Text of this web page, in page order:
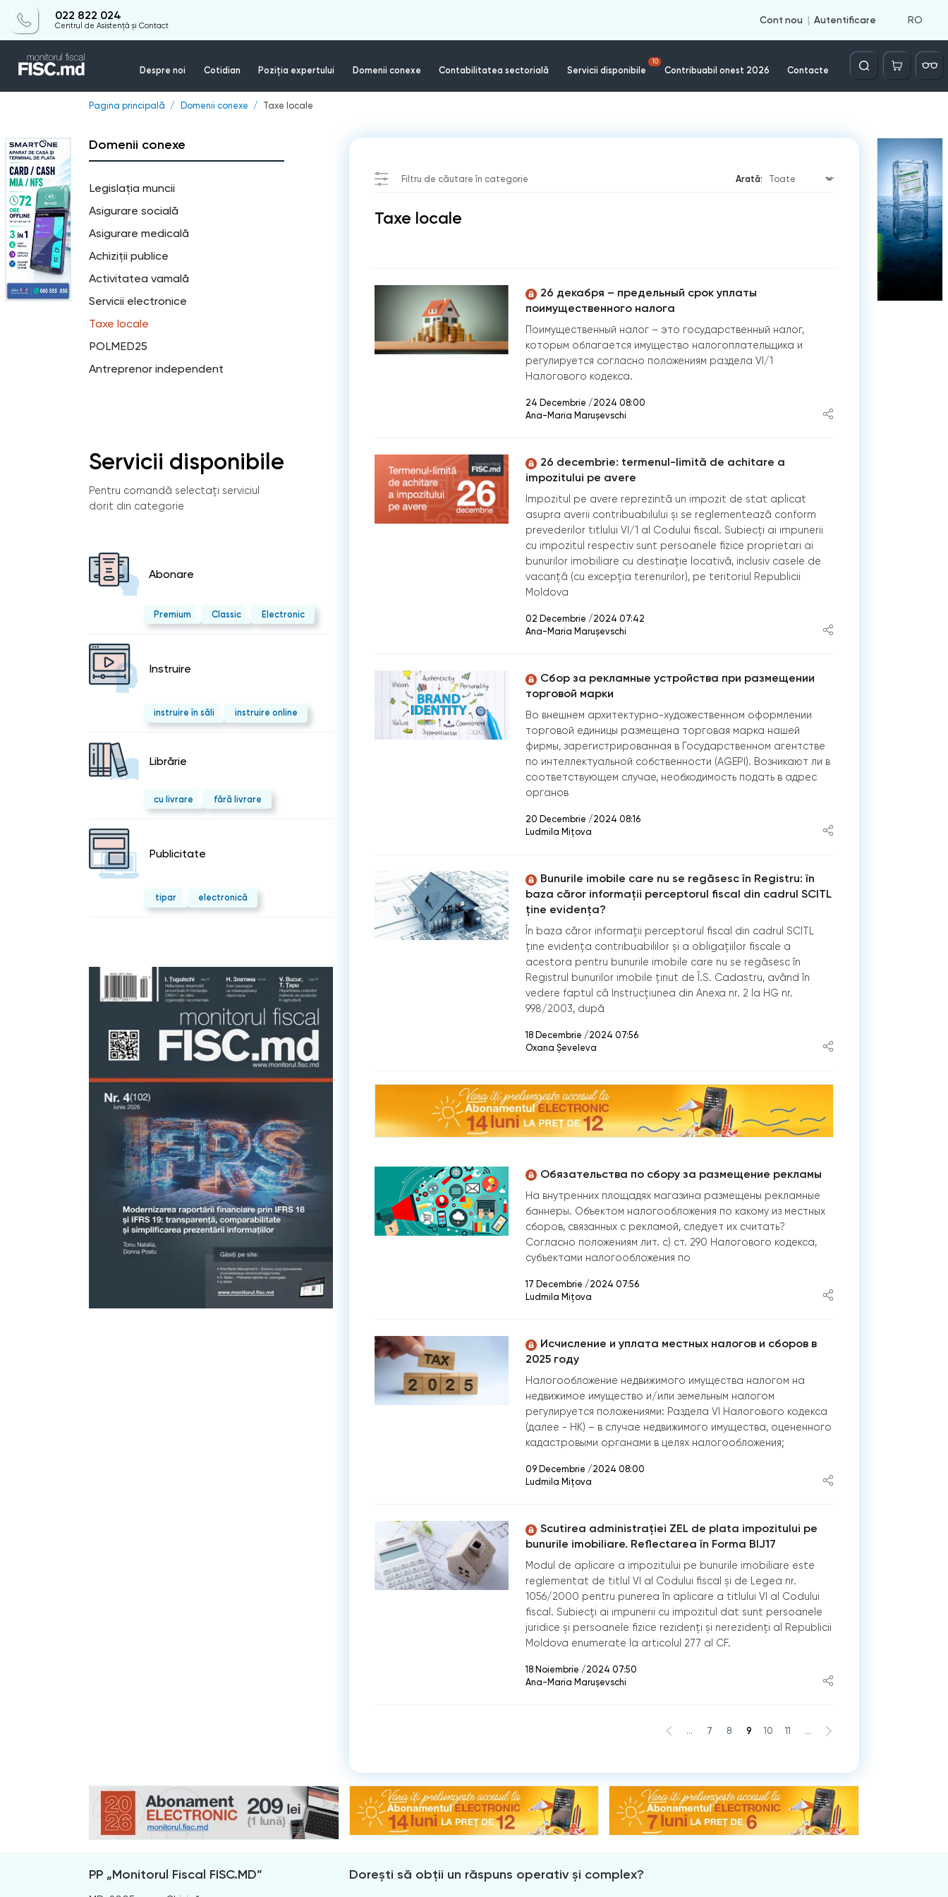
022 822 024
Centrul de Asistență și Contact
Cont nou Autentificare RO
Despre noi Cotidian Poziția expertului Domenii conexe Contabilitatea sectorială Servicii disponibile
10
Contribuabil onest 2026 Contacte
Căutare
Pagina principală Domenii conexe Taxe locale
Domenii conexe
Legislația muncii
Asigurare socială
Asigurare medicală
Achiziții publice
Activitatea vamală
Servicii electronice
Taxe locale
POLMED25
Antreprenor independent
Servicii disponibile
Pentru comandă selectați serviciul
dorit din categorie
Abonare
Premium Classic Electronic
Instruire
instruire în săli instruire online
Librărie
cu livrare fără livrare
Publicitate
tipar electronică
Filtru de căutare în categorie Arată:
Taxe locale
26 декабря – предельный срок уплаты
поимущественного налога
Поимущественный налог – это государственный налог,
которым облагается имущество налогоплательщика и
регулируется согласно положениям раздела VI/1
Налогового кодекса.
24 Decembrie /2024 08:00
Ana-Maria Marușevschi
26 decembrie: termenul-limită de achitare a
impozitului pe avere
Impozitul pe avere reprezintă un impozit de stat aplicat
asupra averii contribuabilului și se reglementează conform
prevederilor titlului VI/1 al Codului fiscal. Subiecţi ai impunerii
cu impozitul respectiv sunt persoanele fizice proprietari ai
bunurilor imobiliare cu destinaţie locativă, inclusiv casele de
vacanţă (cu excepţia terenurilor), pe teritoriul Republicii
Moldova
02 Decembrie /2024 07:42
Ana-Maria Marușevschi
Сбор за рекламные устройства при размещении
торговой марки
Во внешнем архитектурно-художественном оформлении
торговой единицы размещена торговая марка нашей
фирмы, зарегистрированная в Государственном агентстве
по интеллектуальной собственности (AGEPI). Возникают ли в
соответствующем случае, необходимость подать в адрес
органов
20 Decembrie /2024 08:16
Ludmila Mițova
Bunurile imobile care nu se regăsesc în Registru: în
baza căror informații perceptorul fiscal din cadrul SCITL
ține evidența?
În baza căror informații perceptorul fiscal din cadrul SCITL
ține evidența contribuabililor și a obligațiilor fiscale a
acestora pentru bunurile imobile care nu se regăsesc în
Registrul bunurilor imobile ținut de Î.S. Cadastru, având în
vedere faptul că Instrucțiunea din Anexa nr. 2 la HG nr.
998/2003, după
18 Decembrie /2024 07:56
Oxana Șeveleva
Обязательства по сбору за размещение рекламы
На внутренних площадях магазина размещены рекламные
баннеры. Объектом налогообложения по какому из местных
сборов, связанных с рекламой, следует иx считать?
Согласно положениям лит. c) ст. 290 Налогового кодекса,
субъектами налогообложения по
17 Decembrie /2024 07:56
Ludmila Mițova
Исчисление и уплата местных налогов и сборов в
2025 году
Налогообложение недвижимого имущества налогом на
недвижимое имущество и/или земельным налогом
регулируется положениями: Раздела VI Налогового кодекса
(далее - НК) – в случае недвижимого имущества, оцененного
кадастровыми органами в целях налогообложения;
09 Decembrie /2024 08:00
Ludmila Mițova
Scutirea administrației ZEL de plata impozitului pe
bunurile imobiliare. Reflectarea în Forma BIJ17
Modul de aplicare a impozitului pe bunurile imobiliare este
reglementat de titlul VI al Codului fiscal și de Legea nr.
1056/2000 pentru punerea în aplicare a titlului VI al Codului
fiscal. Subiecți ai impunerii cu impozitul dat sunt persoanele
juridice și persoanele fizice rezidenți și nerezidenți al Republicii
Moldova enumerate la articolul 277 al CF.
18 Noiembrie /2024 07:50
Ana-Maria Marușevschi
... 7 8 9 10 11 ...
PP „Monitorul Fiscal FISC.MD” Dorești să obții un răspuns operativ și complex?